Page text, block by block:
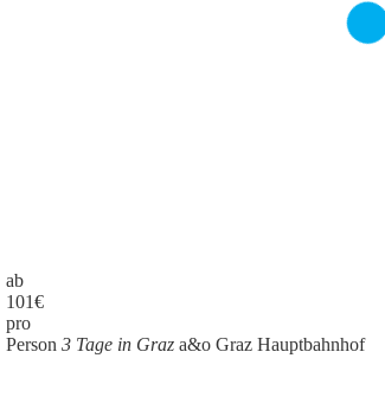
ab
101€
pro
Person 3 Tage in Graz a&o Graz Hauptbahnhof